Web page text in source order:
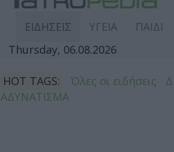
ΕΙΔΗΣΕΙΣ ΥΓΕΙΑ ΠΑΙΔΙ
Thursday, 06.08.2026
HOT TAGS: Όλες οι ειδήσεις
ΑΔΥΝΑΤΙΣΜΑ